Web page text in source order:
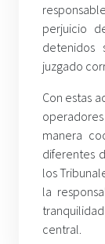
perjuicio
detenidos
juzgado
Con estas
manera
diferentes
los
la
central.